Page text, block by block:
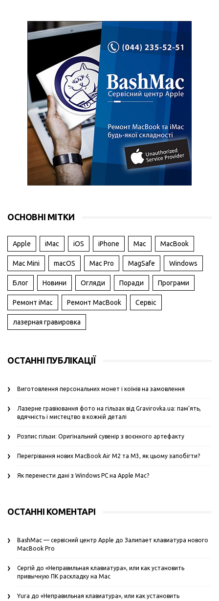
ОСНОВНІ МІТКИ
Apple iMac iOS iPhone Mac MacBook
Mac Mini macOS Mac Pro MagSafe Windows
Блог Новини Огляди Поради Програми
Ремонт iMac Ремонт MacBook Сервіс
лазерная гравировка
ОСТАННІ ПУБЛІКАЦІЇ
Виготовлення персональних монет і коїнів на замовлення
Лазерне гравіювання фото на гільзах від Gravirovka.ua: пам’ять,
вдячність і мистецтво в кожній деталі
Розпис гільзи: Оригінальний сувенір з воєнного артефакту
Перегрівання нових MacBook Air M2 та M3, як цьому запобігти?
Як перенести дані з Windows PC на Apple Mac?
ОСТАННІ КОМЕНТАРІ
BashMac — сервісний центр Apple до Залипает клавиатура нового
MacBook Pro
Сергій до «Неправильная клавиатура», или как установить
привычную ПК раскладку на Mac
Yura до «Неправильная клавиатура», или как установить